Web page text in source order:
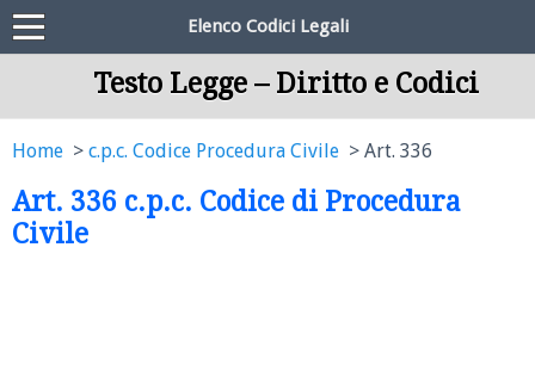
Elenco Codici Legali
Testo Legge – Diritto e Codici
Home c.p.c. Codice Procedura Civile Art. 336
Art. 336 c.p.c. Codice di Procedura
Civile